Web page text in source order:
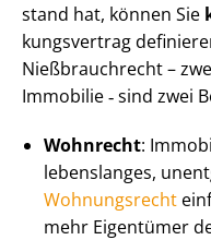
stand hat, können Sie
kungs­ver­trag
Nießbrauchrecht –
Immobilie ‑ sind zwei
Wohnrecht:
lebenslanges,
Wohnungsrecht
mehr Eigentümer